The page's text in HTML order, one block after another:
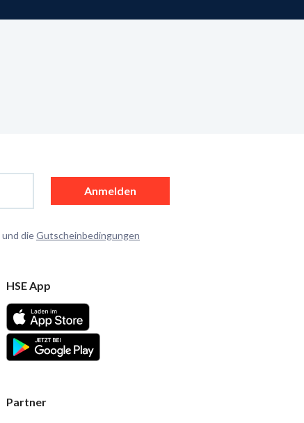
Anmelden
und dieGutscheinbedingungen
HSE App
Partner